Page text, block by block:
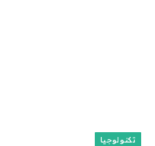
تكنولوجيا